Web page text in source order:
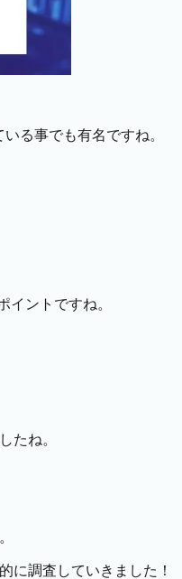
る事でも有名ですね。
ントですね。
たね。
に調査していきました！